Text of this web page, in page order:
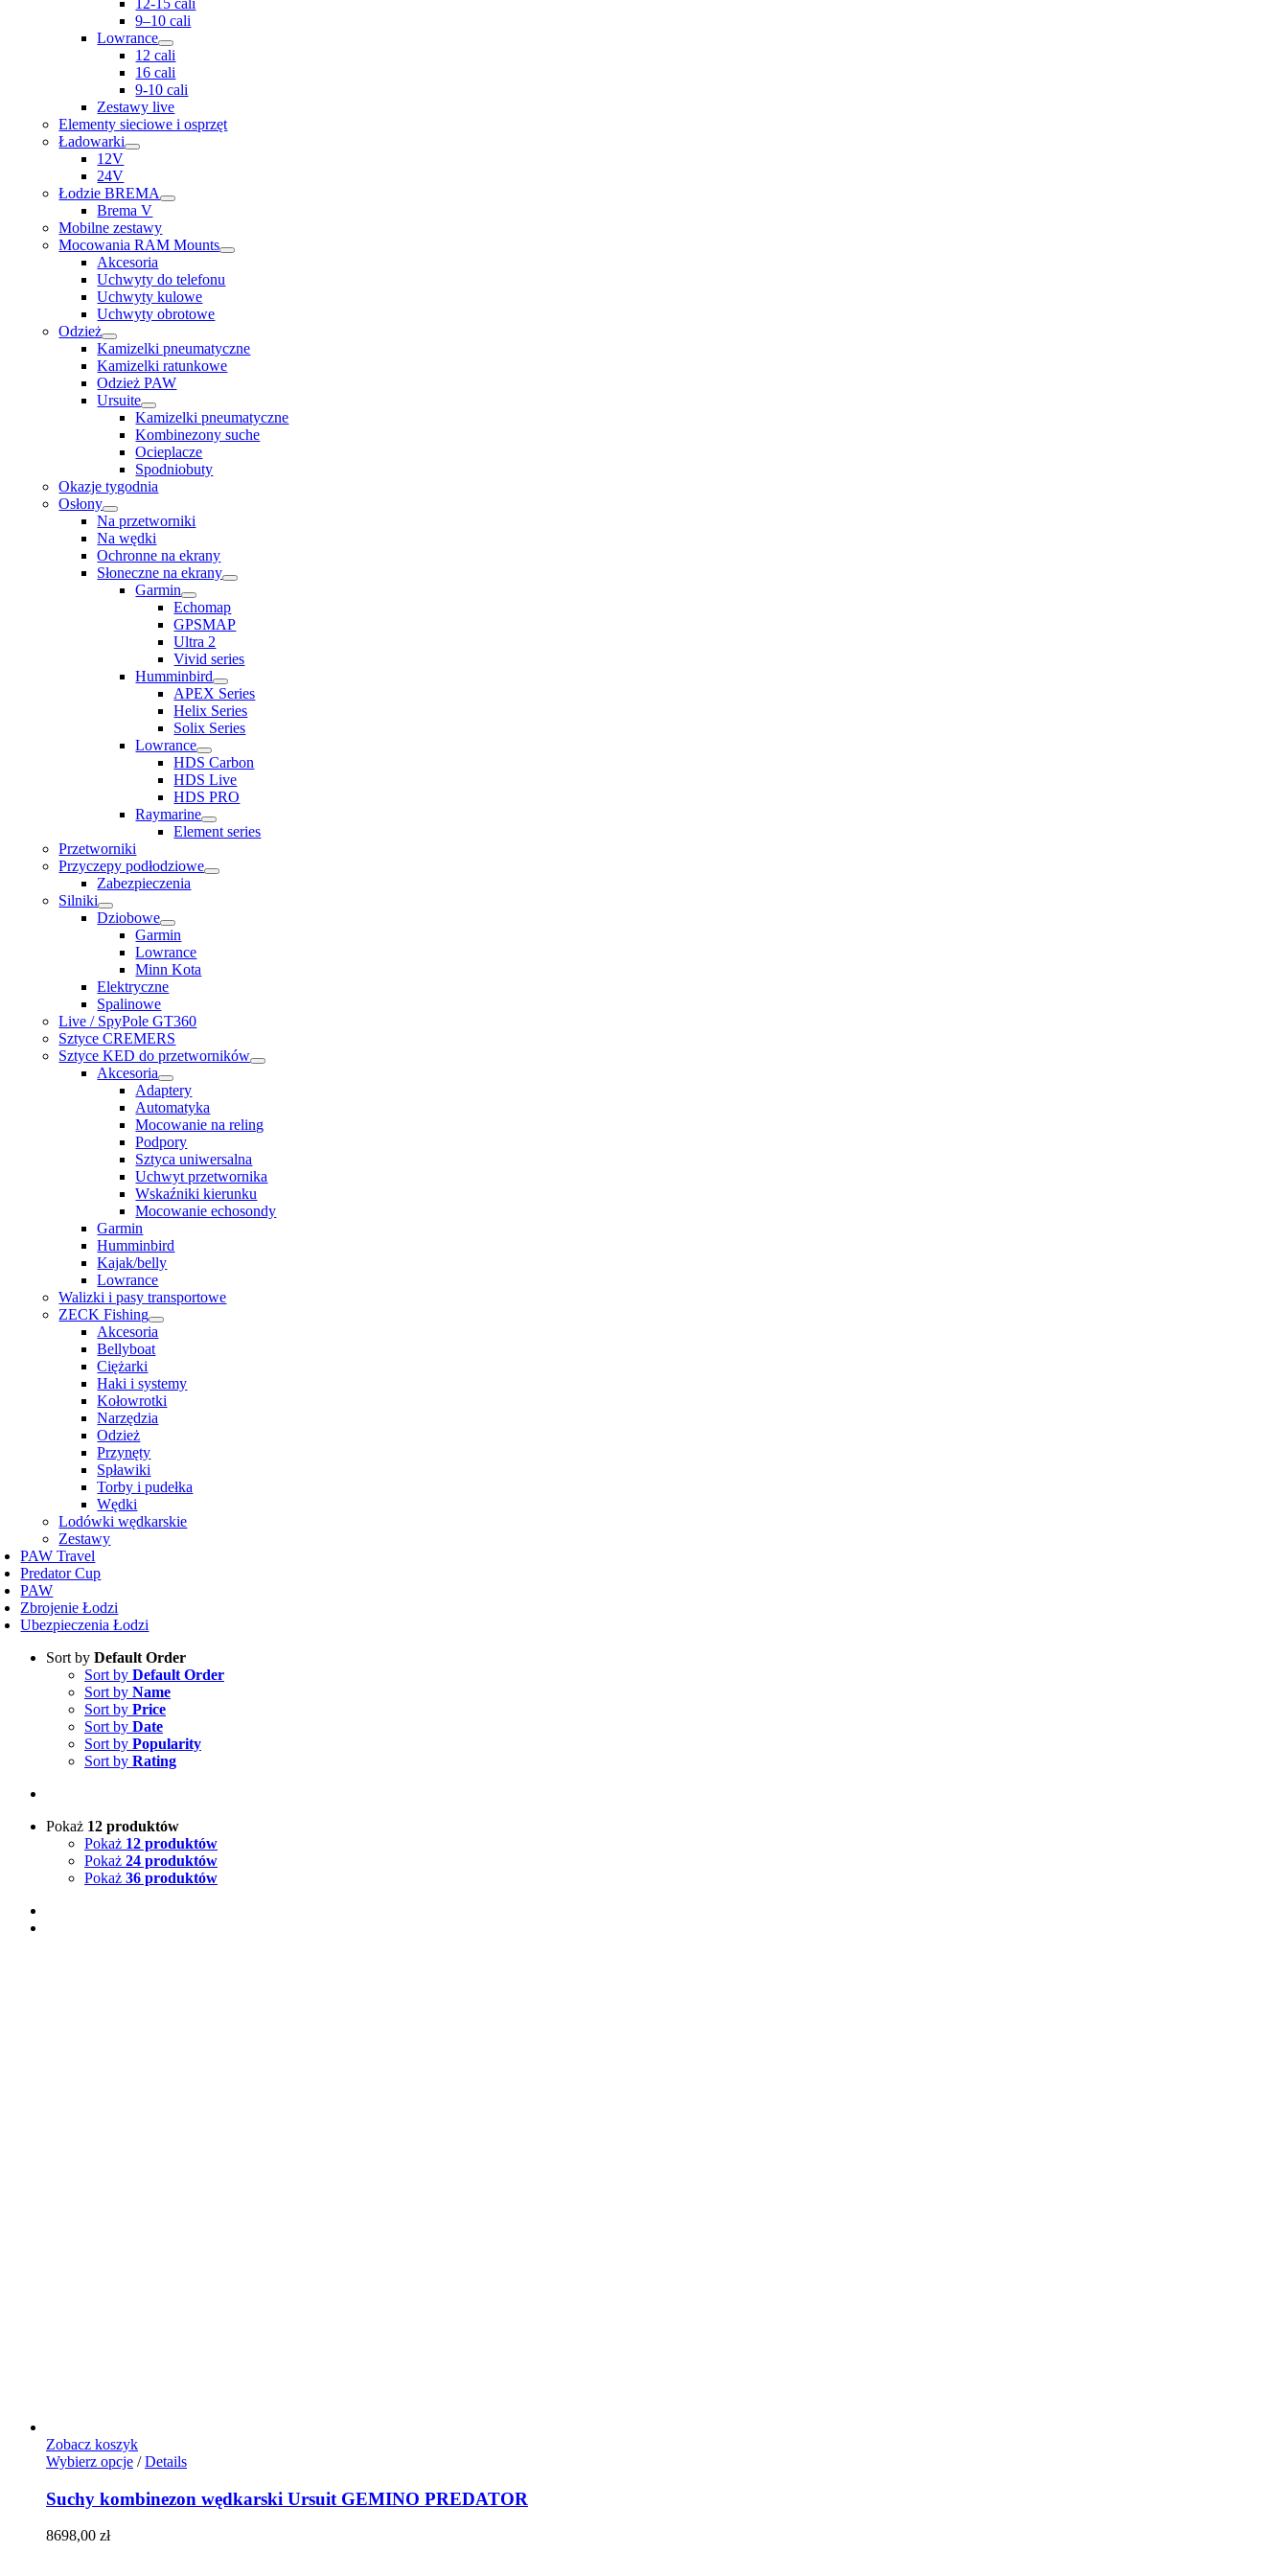
12-15 cali
9–10 cali
Lowrance
12 cali
16 cali
9-10 cali
Zestawy live
Elementy sieciowe i osprzęt
Ładowarki
12V
24V
Łodzie BREMA
Brema V
Mobilne zestawy
Mocowania RAM Mounts
Akcesoria
Uchwyty do telefonu
Uchwyty kulowe
Uchwyty obrotowe
Odzież
Kamizelki pneumatyczne
Kamizelki ratunkowe
Odzież PAW
Ursuite
Kamizelki pneumatyczne
Kombinezony suche
Ocieplacze
Spodniobuty
Okazje tygodnia
Osłony
Na przetworniki
Na wędki
Ochronne na ekrany
Słoneczne na ekrany
Garmin
Echomap
GPSMAP
Ultra 2
Vivid series
Humminbird
APEX Series
Helix Series
Solix Series
Lowrance
HDS Carbon
HDS Live
HDS PRO
Raymarine
Element series
Przetworniki
Przyczepy podłodziowe
Zabezpieczenia
Silniki
Dziobowe
Garmin
Lowrance
Minn Kota
Elektryczne
Spalinowe
Live / SpyPole GT360
Sztyce CREMERS
Sztyce KED do przetworników
Akcesoria
Adaptery
Automatyka
Mocowanie na reling
Podpory
Sztyca uniwersalna
Uchwyt przetwornika
Wskaźniki kierunku
Mocowanie echosondy
Garmin
Humminbird
Kajak/belly
Lowrance
Walizki i pasy transportowe
ZECK Fishing
Akcesoria
Bellyboat
Ciężarki
Haki i systemy
Kołowrotki
Narzędzia
Odzież
Przynęty
Spławiki
Torby i pudełka
Wędki
Lodówki wędkarskie
Zestawy
PAW Travel
Predator Cup
PAW
Zbrojenie Łodzi
Ubezpieczenia Łodzi
Sort by Default Order
Sort by Default Order
Sort by Name
Sort by Price
Sort by Date
Sort by Popularity
Sort by Rating
Pokaż 12 produktów
Pokaż 12 produktów
Pokaż 24 produktów
Pokaż 36 produktów
Zobacz koszyk
Wybierz opcje Ten
ma
wiele
/ Details
Suchy kombinezon wędkarski Ursuit GEMINO PREDATOR
8698,00 zł